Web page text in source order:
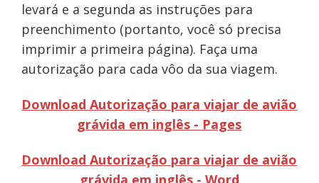
levará e a segunda as instruções para
preenchimento (portanto, você só precisa
imprimir a primeira página). Faça uma
autorização para cada vôo da sua viagem.
Download Autorização para viajar de avião
grávida em inglês - Pages
Download Autorização para viajar de avião
grávida em inglês - Word